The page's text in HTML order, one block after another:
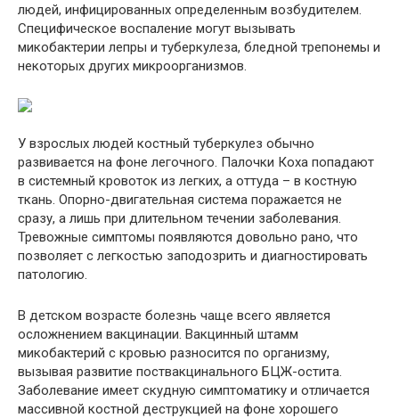
людей, инфицированных определенным возбудителем.
Специфическое воспаление могут вызывать
микобактерии лепры и туберкулеза, бледной трепонемы и
некоторых других микроорганизмов.
У взрослых людей костный туберкулез обычно
развивается на фоне легочного. Палочки Коха попадают
в системный кровоток из легких, а оттуда – в костную
ткань. Опорно-двигательная система поражается не
сразу, а лишь при длительном течении заболевания.
Тревожные симптомы появляются довольно рано, что
позволяет с легкостью заподозрить и диагностировать
патологию.
В детском возрасте болезнь чаще всего является
осложнением вакцинации. Вакцинный штамм
микобактерий с кровью разносится по организму,
вызывая развитие поствакцинального БЦЖ-остита.
Заболевание имеет скудную симптоматику и отличается
массивной костной деструкцией на фоне хорошего